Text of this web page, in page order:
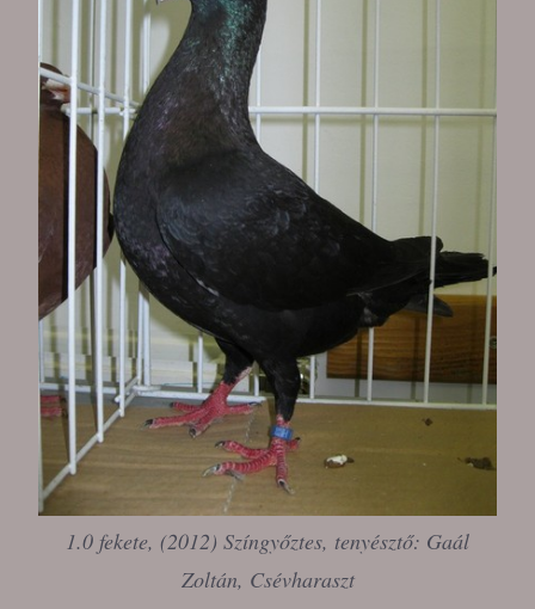
1.0 fekete, (2012) Színgyőztes, tenyésztő: Gaál
Zoltán, Csévharaszt